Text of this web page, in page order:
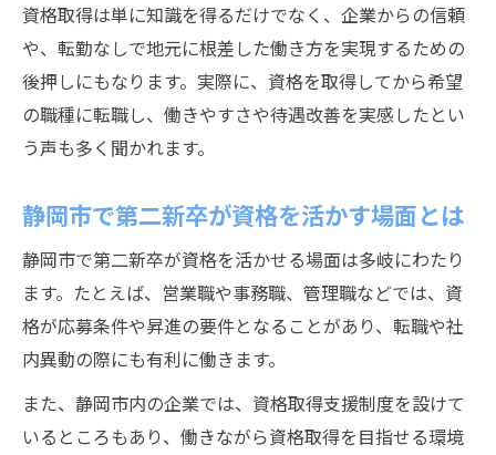
資格取得は単に知識を得るだけでなく、企業からの信頼
や、転勤なしで地元に根差した働き方を実現するための
後押しにもなります。実際に、資格を取得してから希望
の職種に転職し、働きやすさや待遇改善を実感したとい
う声も多く聞かれます。
静岡市で第二新卒が資格を活かす場面とは
静岡市で第二新卒が資格を活かせる場面は多岐にわたり
ます。たとえば、営業職や事務職、管理職などでは、資
格が応募条件や昇進の要件となることがあり、転職や社
内異動の際にも有利に働きます。
また、静岡市内の企業では、資格取得支援制度を設けて
いるところもあり、働きながら資格取得を目指せる環境